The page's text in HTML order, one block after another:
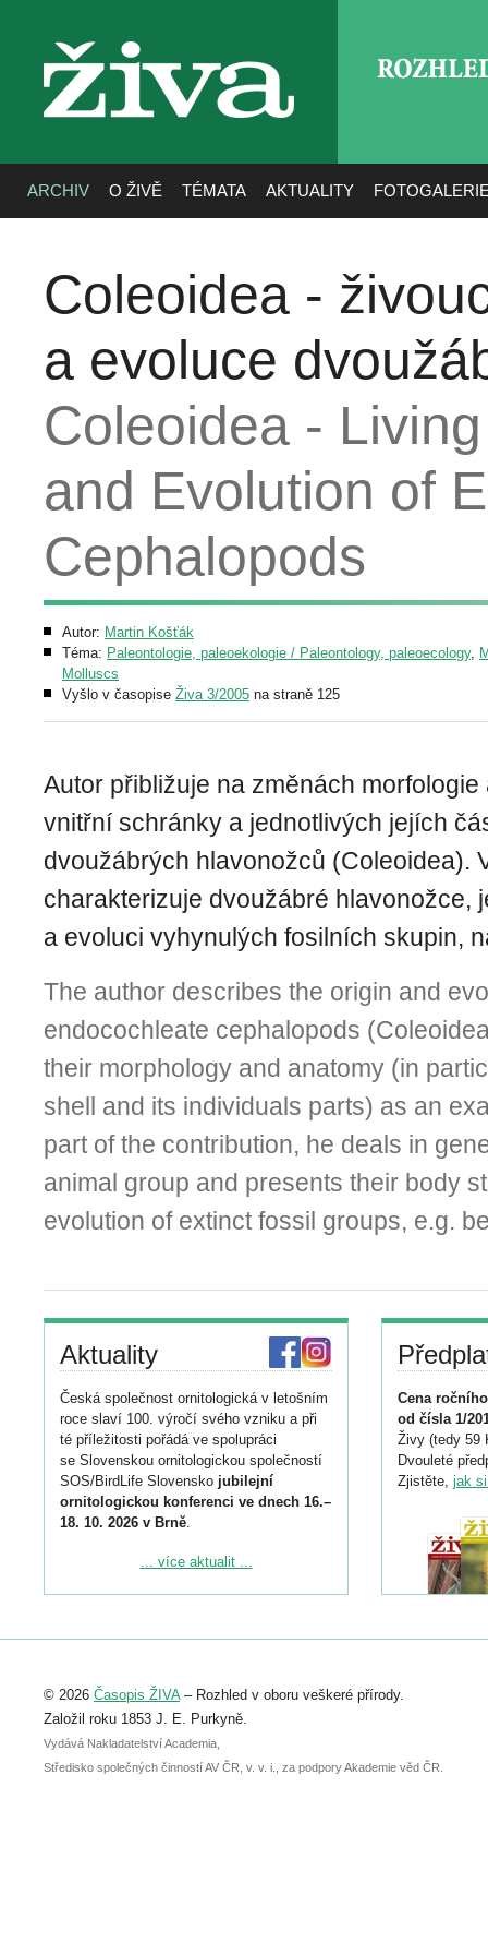
živa
ARCHIV O ŽIVĚ TÉMATA AKTUALITY
Coleoidea -
a evoluce
Coleoidea -
and Evolution of
Cephalopods
Autor: Martin Košťák
Téma: Paleontologie, paleoekologie / Paleontology, paleoecology,
Molluscs
Vyšlo v časopise Živa 3/2005 na straně 125
Autor přibližuje na změnách
vnitřní schránky a jednotlivých jejích
dvoužábrých hlavonožců (Coleoidea).
charakterizuje dvoužábré hlavonožce,
a evoluci vyhynulých fosilních skupin,
The author describes the origin and
endocochleate cephalopods
their morphology and anatomy (in
shell and its individuals parts) as an
part of the contribution, he deals in
animal group and presents their body
evolution of extinct fossil groups, e.g.
Aktuality
Česká společnost ornitologická v letošním
roce slaví 100. výročí svého vzniku a při
té příležitosti pořádá ve spolupráci
se Slovenskou ornitologickou společností
SOS/BirdLife Slovensko jubilejní
ornitologickou konferenci ve dnech 16.–
18. 10. 2026 v Brně.
Podrobnější informace ke konferenci
Registrovat se můžete do 6. září.
abstraktu přihlášené přednášky nebo
posteru je už 30. června.
... více aktualit ...
Cena
od čísla 1/
Živy (tedy 59
Dvouleté
Zjistěte, jak
© 2026 Časopis ŽIVA– Rozhled v oboru veškeré přírody.
Založil roku 1853 J. E. Purkyně.
Vydává Nakladatelství Academia,
Středisko společných činností AV ČR, v. v. i., za podpory Akademie věd ČR.